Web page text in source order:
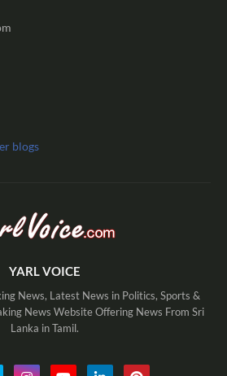
YARL VOICE
News, Latest News in Politics, Sports &
News Website Offering News From Sri
Lanka in Tamil.